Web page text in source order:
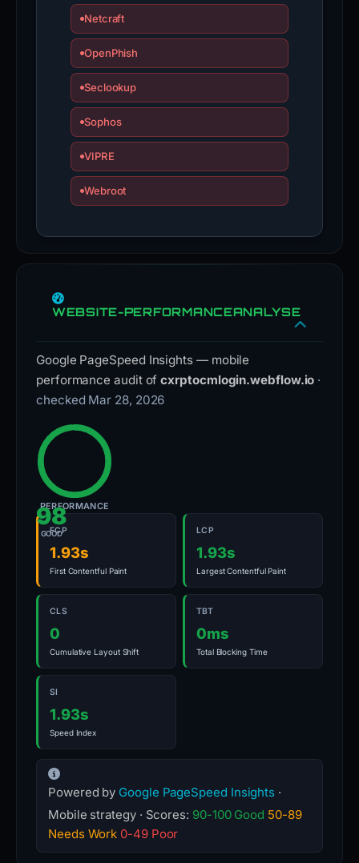
Netcraft
OpenPhish
Seclookup
Sophos
VIPRE
Webroot
WEBSITE-PERFORMANCEANALYSE
Google PageSpeed Insights — mobile
performance audit ofcxrptocmlogin.webflow.io ·
checked Mar 28, 2026
98
GOOD
PERFORMANCE
FCP
1.93s
First Contentful Paint
LCP
1.93s
Largest Contentful Paint
CLS
0
Cumulative Layout Shift
TBT
0ms
Total Blocking Time
SI
1.93s
Speed Index
Powered by Google PageSpeed Insights ·
Mobile strategy · Scores: 90-100 Good 50-89
Needs Work 0-49 Poor